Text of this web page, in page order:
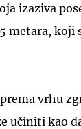
izaziva
metara, koji
vrhu
učiniti kao